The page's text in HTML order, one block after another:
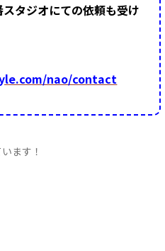
タジオにての依頼も受け
nao/contact
ます！